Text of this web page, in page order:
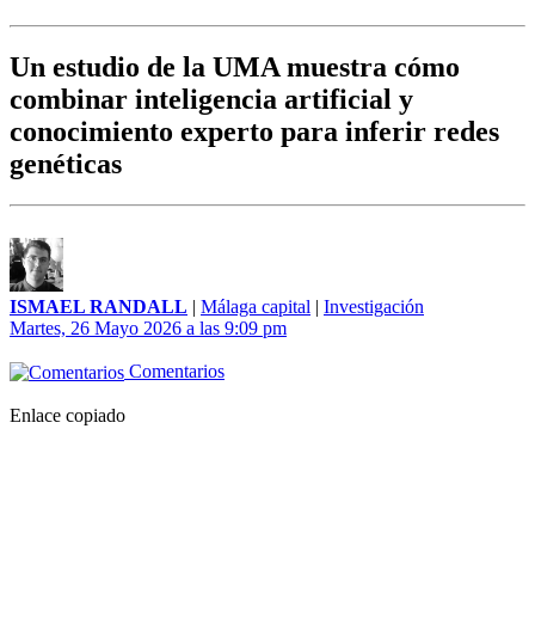
Un estudio de la UMA muestra cómo
combinar inteligencia artificial y
conocimiento experto para inferir redes
genéticas
ISMAEL RANDALL | Málaga capital | Investigación
Martes, 26 Mayo 2026 a las 9:09 pm
Comentarios
Enlace copiado